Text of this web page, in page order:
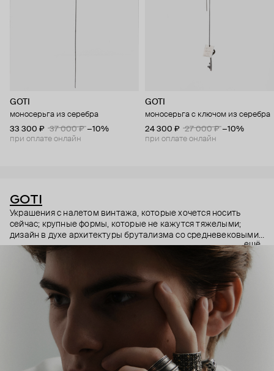
GOTI
моносерьга из серебра
33 300 ₽
37 000 ₽ −10%
при оплате онлайн
GOTI
моносерьга с ключом из серебра
24 300 ₽
27 000 ₽ −10%
при оплате онлайн
GOTI
Украшения с налетом винтажа, которые хочется носить
сейчас; крупные формы, которые не кажутся тяжелыми;
дизайн в духе архитектуры брутализма со средневековыми
символами – эстетика итальянского бренда GOTI строится
на красивых парадоксах. Парадоксах, которые не
замечаешь, потому что элементы каждого украшения
складываются максимально гармонично.
ещё